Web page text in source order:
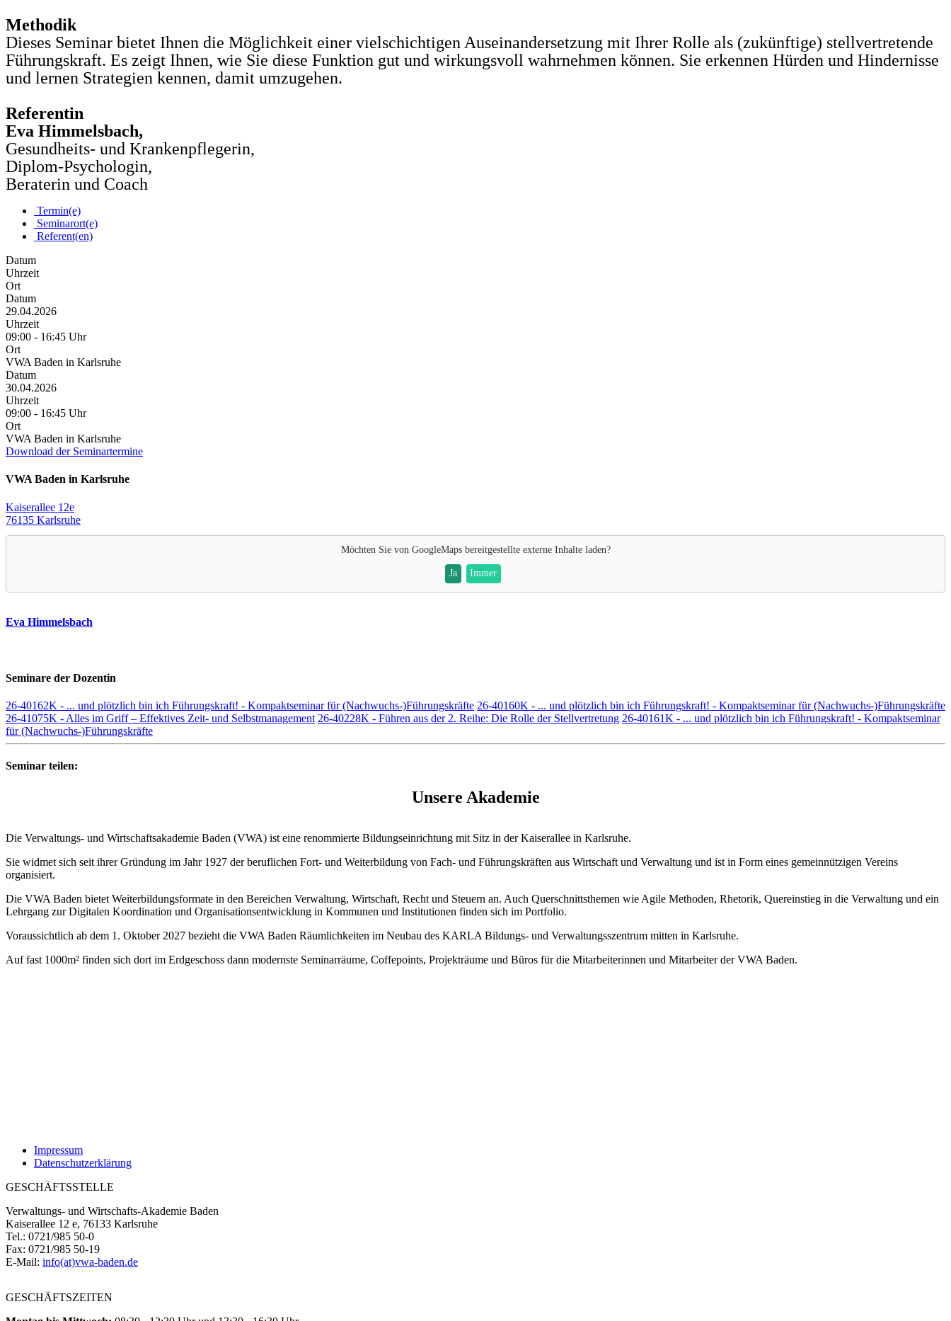
Methodik
Dieses Seminar bietet Ihnen die Möglichkeit einer vielschichtigen Auseinandersetzung mit Ihrer Rolle als (zukünftige) stellvertretende
Führungskraft. Es zeigt Ihnen, wie Sie diese Funktion gut und wirkungsvoll wahrnehmen können. Sie erkennen Hürden und Hindernisse
und lernen Strategien kennen, damit umzugehen.
Referentin
Eva Himmelsbach,
Gesundheits- und Krankenpflegerin,
Diplom-Psychologin,
Beraterin und Coach
Termin(e)
Seminarort(e)
Referent(en)
Datum
Uhrzeit
Ort
Datum
29.04.2026
Uhrzeit
09:00 - 16:45 Uhr
Ort
VWA Baden in Karlsruhe
Datum
30.04.2026
Uhrzeit
09:00 - 16:45 Uhr
Ort
VWA Baden in Karlsruhe
Download der Seminartermine
VWA Baden in Karlsruhe
Kaiserallee 12e
76135 Karlsruhe
Möchten Sie von GoogleMapsbereitgestellte externe Inhalte laden?
Ja Immer
Eva Himmelsbach
Seminare der Dozentin
26-40162K - ... und plötzlich bin ich Führungskraft! - Kompaktseminar für (Nachwuchs-)Führungskräfte 26-40160K - ... und plötzlich bin ich Führungskraft! - Kompaktseminar für (Nachwuchs-)Führungskräfte
26-41075K - Alles im Griff – Effektives Zeit- und Selbstmanagement 26-40228K - Führen aus der 2. Reihe: Die Rolle der Stellvertretung 26-40161K - ... und plötzlich bin ich Führungskraft! - Kompaktseminar
für (Nachwuchs-)Führungskräfte
Seminar teilen:
Unsere Akademie
Die Verwaltungs- und Wirtschaftsakademie Baden (VWA) ist eine renommierte Bildungseinrichtung mit Sitz in der Kaiserallee in Karlsruhe.
Sie widmet sich seit ihrer Gründung im Jahr 1927 der beruflichen Fort- und Weiterbildung von Fach- und Führungskräften aus Wirtschaft und Verwaltung und ist in Form eines gemeinnützigen Vereins
organisiert.
Die VWA Baden bietet Weiterbildungsformate in den Bereichen Verwaltung, Wirtschaft, Recht und Steuern an. Auch Querschnittsthemen wie Agile Methoden, Rhetorik, Quereinstieg in die Verwaltung und ein
Lehrgang zur Digitalen Koordination und Organisationsentwicklung in Kommunen und Institutionen finden sich im Portfolio.
Voraussichtlich ab dem 1. Oktober 2027 bezieht die VWA Baden Räumlichkeiten im Neubau des KARLA Bildungs- und Verwaltungsszentrum mitten in Karlsruhe.
Auf fast 1000m² finden sich dort im Erdgeschoss dann modernste Seminarräume, Coffepoints, Projekträume und Büros für die Mitarbeiterinnen und Mitarbeiter der VWA Baden.
Impressum
Datenschutzerklärung
GESCHÄFTSSTELLE
Verwaltungs- und Wirtschafts-Akademie Baden
Kaiserallee 12 e, 76133 Karlsruhe
Tel.: 0721/985 50-0
Fax: 0721/985 50-19
E-Mail: info(at)vwa-baden.de
GESCHÄFTSZEITEN